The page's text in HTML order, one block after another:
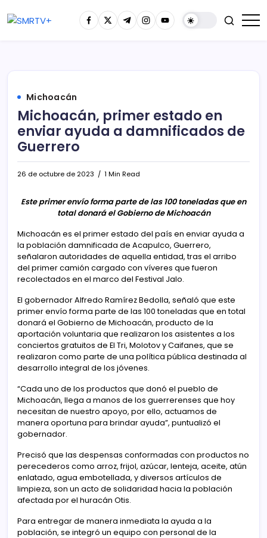
Michoacán
Michoacán, primer estado en
enviar ayuda a damnificados de
Guerrero
26 de octubre de 2023 1 Min Read
Este primer envío forma parte de las 100 toneladas que en
total donará el Gobierno de Michoacán
Michoacán es el primer estado del país en enviar ayuda a
la población damnificada de Acapulco, Guerrero,
señalaron autoridades de aquella entidad, tras el arribo
del primer camión cargado con víveres que fueron
recolectados en el marco del Festival Jalo.
El gobernador Alfredo Ramírez Bedolla, señaló que este
primer envío forma parte de las 100 toneladas que en total
donará el Gobierno de Michoacán, producto de la
aportación voluntaria que realizaron los asistentes a los
conciertos gratuitos de El Tri, Molotov y Caifanes, que se
realizaron como parte de una política pública destinada al
desarrollo integral de los jóvenes.
“Cada uno de los productos que donó el pueblo de
Michoacán, llega a manos de los guerrerenses que hoy
necesitan de nuestro apoyo, por ello, actuamos de
manera oportuna para brindar ayuda”, puntualizó el
gobernador.
Precisó que las despensas conformadas con productos no
perecederos como arroz, frijol, azúcar, lenteja, aceite, atún
enlatado, agua embotellada, y diversos artículos de
limpieza, son un acto de solidaridad hacia la población
afectada por el huracán Otis.
Para entregar de manera inmediata la ayuda a la
población, se integró un equipo con personal de la